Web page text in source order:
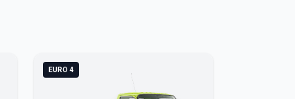
EURO 4